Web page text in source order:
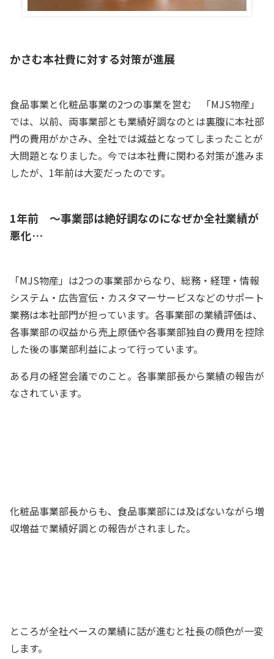
かさむ本社費に対する対策が進展
食品事業と化粧品事業の2つの事業を営む 「MJS物産」
では、以前、両事業部とも業績好調なのとは裏腹に本社部
門の費用がかさみ、全社では減益となってしまったことが
大問題となりました。今では本社費に関わる対策が進みま
したが、1年前は大変だったのです。
1年前 ～事業部は絶好調なのになぜか全社業績が
悪化…
「MJS物産」は2つの事業部からなり、総務・経理・情報
システム・広告宣伝・カスタマーサービスなどのサポート
業務は本社部門が担っています。各事業部の業績評価は、
各事業部の収益から売上原価や各事業部独自の費用を控除
した後の事業部利益によって行っています。
ある月の経営会議でのこと。各事業部長から業績の報告が
なされています。
化粧品事業部長からも、食品事業部には及ばないながら増
収増益で業績好調との報告がされました。
ところが全社ベースの業績に話が進むと社長の顔色が一変
します。